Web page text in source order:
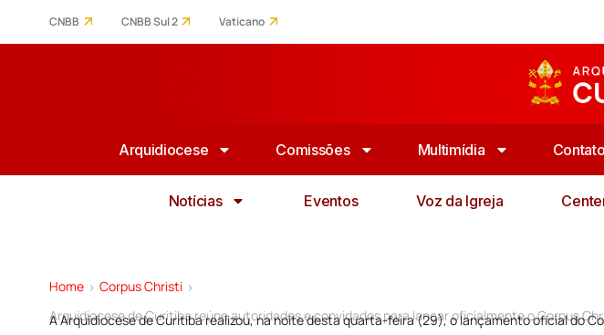
CNBB CNBB Sul 2 Vaticano
Arquidiocese Comissões Multimídia Contato
Notícias Eventos Voz da Igreja
Home > Corpus Christi >
Arquidiocese de Curitiba reúne autoridades e convidados para lançar oficialmente o Corpus
A Arquidiocese de Curitiba realizou, na noite desta quarta-feira (29), o lançamento oficial do